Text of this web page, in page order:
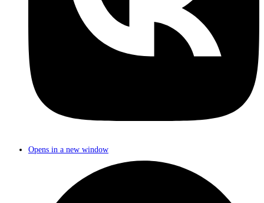
Opens in a new window